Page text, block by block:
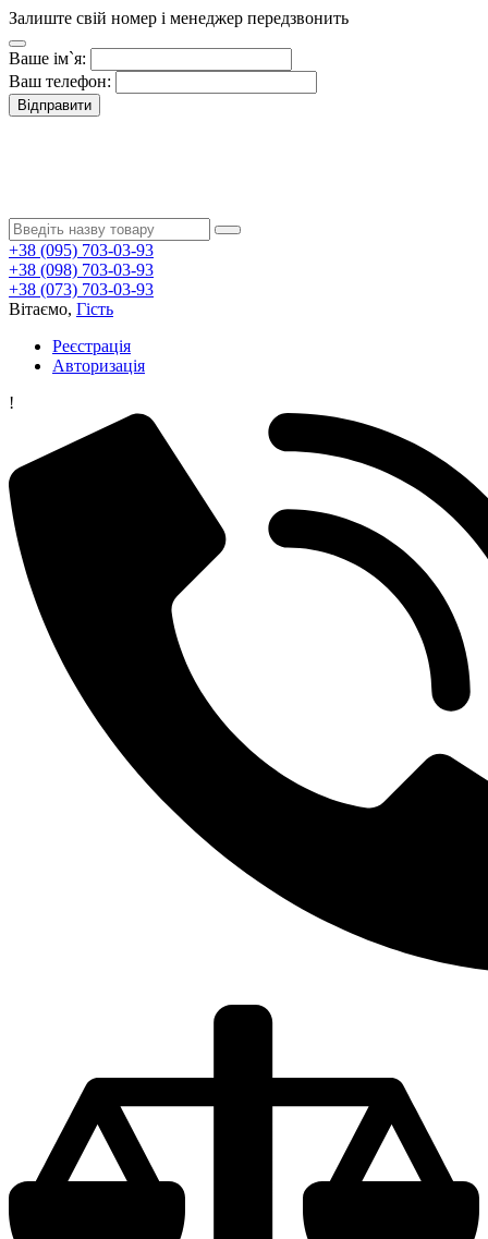
Залиште свій номер і менеджер передзвонить
Ваше ім`я:
Ваш телефон:
Відправити
+38 (095) 703-03-93
+38 (098) 703-03-93
+38 (073) 703-03-93
Вітаємо, Гість
Реєстрація
Авторизація
!